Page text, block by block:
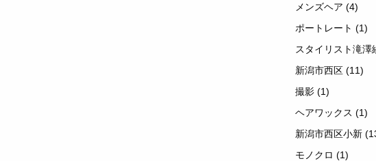
メンズヘア (4)
ポートレート (1)
スタイリスト滝澤
新潟市西区 (11)
撮影 (1)
ヘアワックス (1)
新潟市西区小新
モノクロ (1)